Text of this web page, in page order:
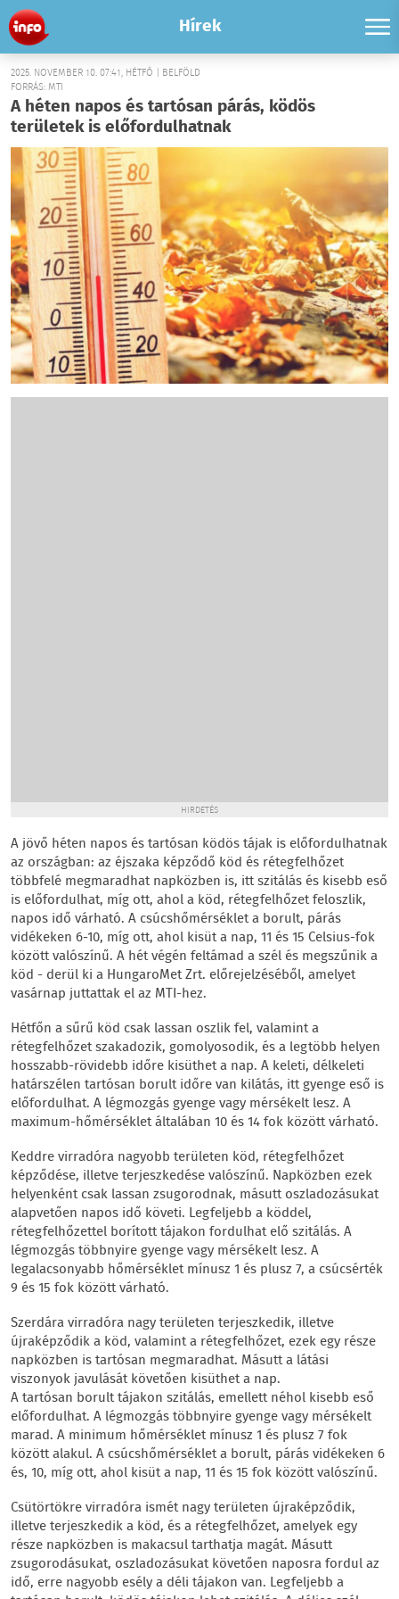
Hírek
2025. NOVEMBER 10. 07:41, HÉTFŐ | BELFÖLD
FORRÁS: MTI
A héten napos és tartósan párás, ködös
területek is előfordulhatnak
HIRDETÉS
A jövő héten napos és tartósan ködös tájak is előfordulhatnak
az országban: az éjszaka képződő köd és rétegfelhőzet
többfelé megmaradhat napközben is, itt szitálás és kisebb eső
is előfordulhat, míg ott, ahol a köd, rétegfelhőzet feloszlik,
napos idő várható. A csúcshőmérséklet a borult, párás
vidékeken 6-10, míg ott, ahol kisüt a nap, 11 és 15 Celsius-fok
között valószínű. A hét végén feltámad a szél és megszűnik a
köd - derül ki a HungaroMet Zrt. előrejelzéséből, amelyet
vasárnap juttattak el az MTI-hez.
Hétfőn a sűrű köd csak lassan oszlik fel, valamint a
rétegfelhőzet szakadozik, gomolyosodik, és a legtöbb helyen
hosszabb-rövidebb időre kisüthet a nap. A keleti, délkeleti
határszélen tartósan borult időre van kilátás, itt gyenge eső is
előfordulhat. A légmozgás gyenge vagy mérsékelt lesz. A
maximum-hőmérséklet általában 10 és 14 fok között várható.
Keddre virradóra nagyobb területen köd, rétegfelhőzet
képződése, illetve terjeszkedése valószínű. Napközben ezek
helyenként csak lassan zsugorodnak, másutt oszladozásukat
alapvetően napos idő követi. Legfeljebb a köddel,
rétegfelhőzettel borított tájakon fordulhat elő szitálás. A
légmozgás többnyire gyenge vagy mérsékelt lesz. A
legalacsonyabb hőmérséklet mínusz 1 és plusz 7, a csúcsérték
9 és 15 fok között várható.
Szerdára virradóra nagy területen terjeszkedik, illetve
újraképződik a köd, valamint a rétegfelhőzet, ezek egy része
napközben is tartósan megmaradhat. Másutt a látási
viszonyok javulását követően kisüthet a nap.
A tartósan borult tájakon szitálás, emellett néhol kisebb eső
előfordulhat. A légmozgás többnyire gyenge vagy mérsékelt
marad. A minimum hőmérséklet mínusz 1 és plusz 7 fok
között alakul. A csúcshőmérséklet a borult, párás vidékeken 6
és, 10, míg ott, ahol kisüt a nap, 11 és 15 fok között valószínű.
Csütörtökre virradóra ismét nagy területen újraképződik,
illetve terjeszkedik a köd, és a rétegfelhőzet, amelyek egy
része napközben is makacsul tarthatja magát. Másutt
zsugorodásukat, oszladozásukat követően naposra fordul az
idő, erre nagyobb esély a déli tájakon van. Legfeljebb a